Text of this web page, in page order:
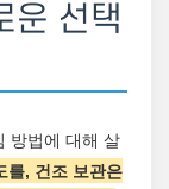
운 선택
방법에 대해 살
를, 건조 보관은